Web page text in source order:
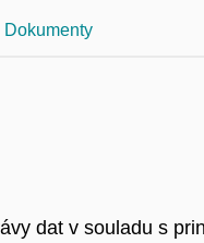
Dokumenty
dat v souladu s